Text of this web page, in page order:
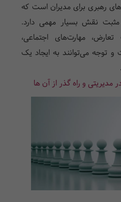
رهبری برای مدیران است که
نقش بسیار مهمی دارد.
مهارت‌های اجتماعی،
توجه می‌توانند به ایجاد یک
مدیریتی و راه گذر از آن ها